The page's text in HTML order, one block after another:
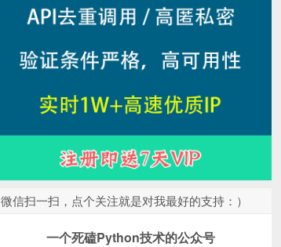
微信扫一扫，点个关注就是对我最好的支持：）
一个死磕Python技术的公众号